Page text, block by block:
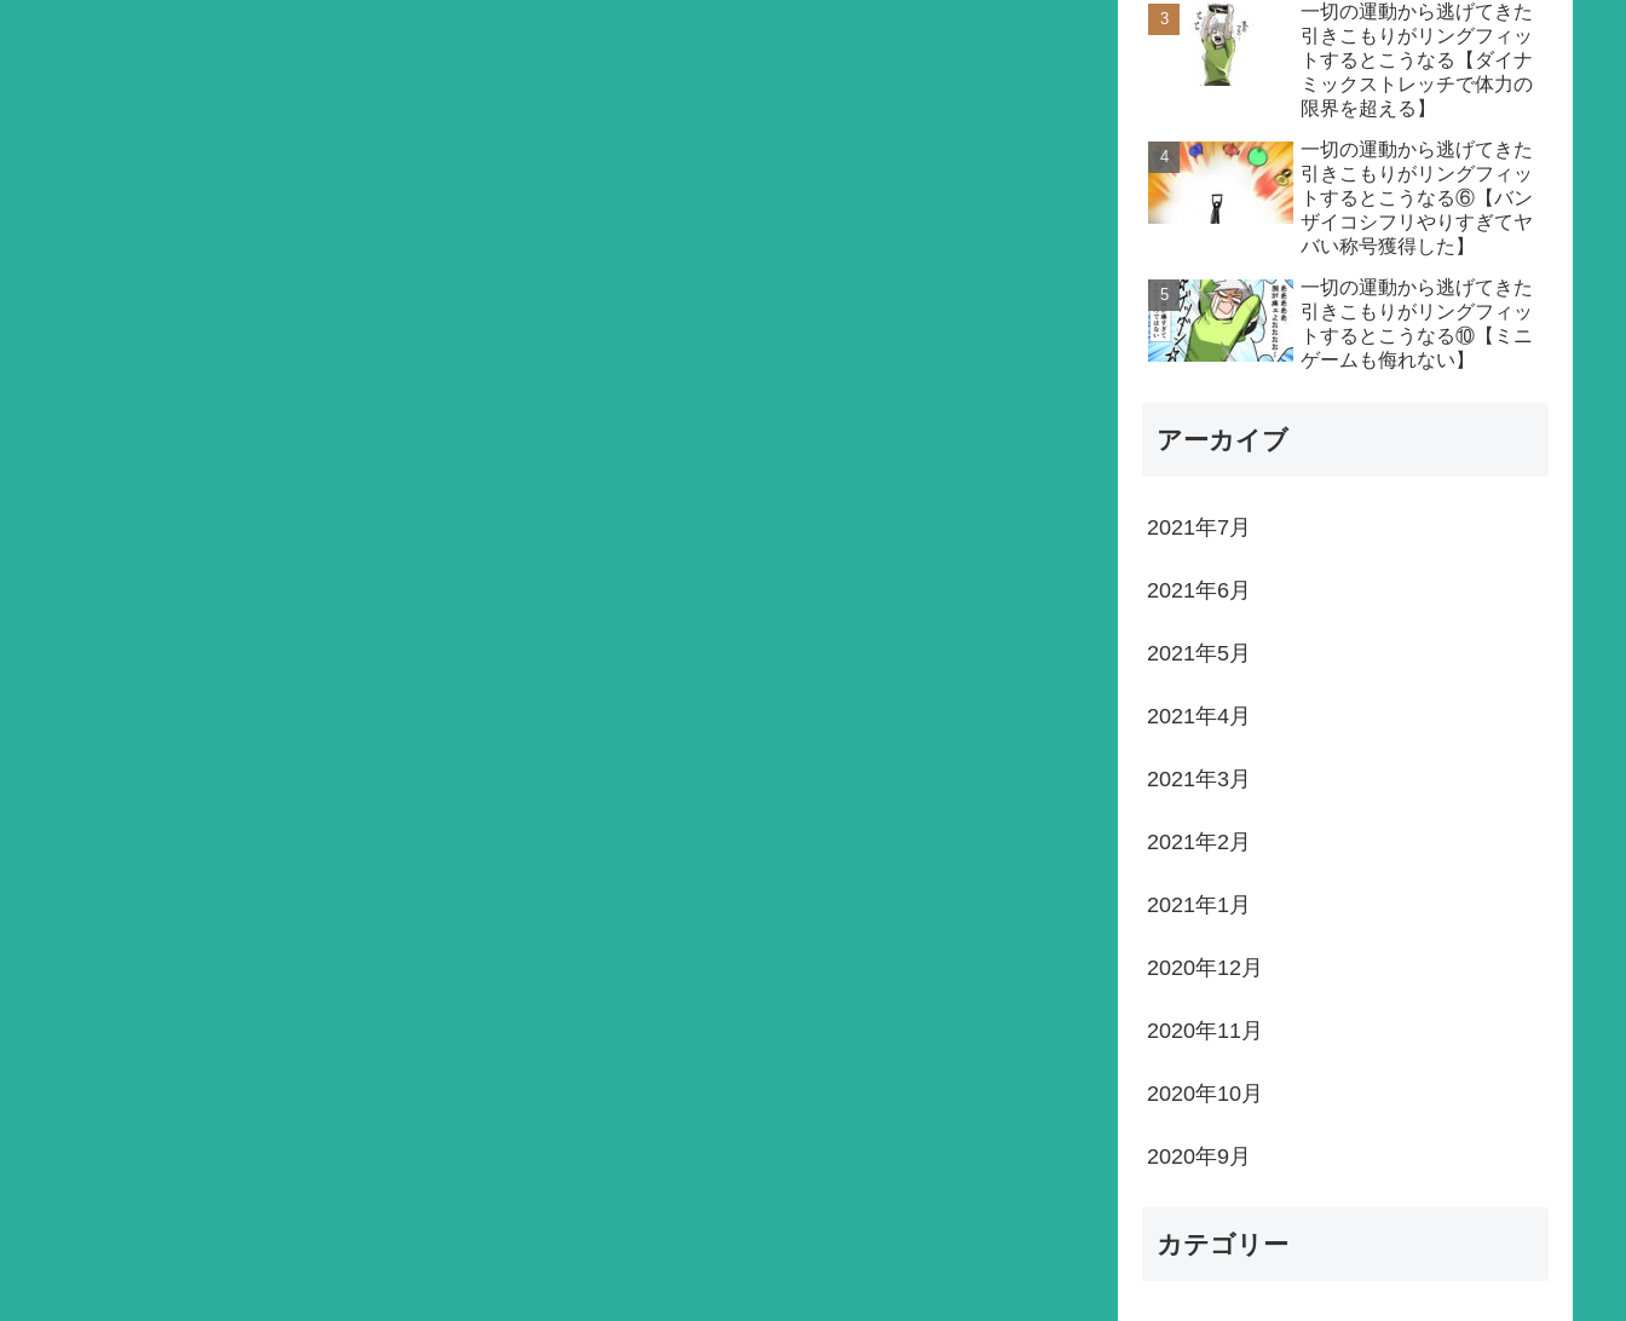
一切の運動から逃げてきた
引きこもりがリングフィッ
トするとこうなる【ダイナ
ミックストレッチで体力の
限界を超える】
一切の運動から逃げてきた
引きこもりがリングフィッ
トするとこうなる⑥【バン
ザイコシフリやりすぎてヤ
バい称号獲得した】
一切の運動から逃げてきた
引きこもりがリングフィッ
トするとこうなる⑩【ミニ
ゲームも侮れない】
アーカイブ
2021年7月
2021年6月
2021年5月
2021年4月
2021年3月
2021年2月
2021年1月
2020年12月
2020年11月
2020年10月
2020年9月
カテゴリー